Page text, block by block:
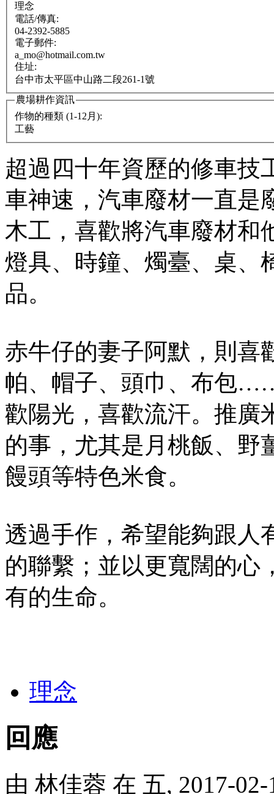
理念
電話/傳真:
04-2392-5885
電子郵件:
a_mo@hotmail.com.tw
住址:
台中市太平區中山路二段261-1號
農場耕作資訊
作物的種類 (1-12月):
工藝
超過四十年資歷的修車技
車神速，汽車廢材一直是
木工，喜歡將汽車廢材和
燈具、時鐘、燭臺、桌
品。
赤牛仔的妻子阿默，則喜
帕、帽子、頭巾、布包
歡陽光，喜歡流汗。推廣
的事，尤其是月桃飯、野
饅頭等特色米食。
透過手作，希望能夠跟人
的聯繫；並以更寬闊的心
有的生命。
理念
回應
由 林佳蓉 在 五, 2017-